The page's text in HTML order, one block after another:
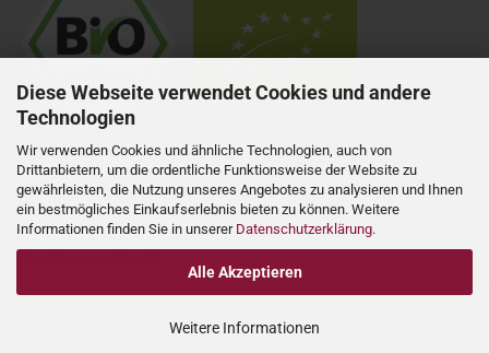
Diese Webseite verwendet Cookies und andere
Technologien
Wir verwenden Cookies und ähnliche Technologien, auch von
Drittanbietern, um die ordentliche Funktionsweise der Website zu
gewährleisten, die Nutzung unseres Angebotes zu analysieren und Ihnen
ein bestmögliches Einkaufserlebnis bieten zu können. Weitere
Informationen finden Sie in unserer Datenschutzerklärung.
Alle Akzeptieren
Weitere Informationen
DE-ÖKO-037
Vertrag widerrufen